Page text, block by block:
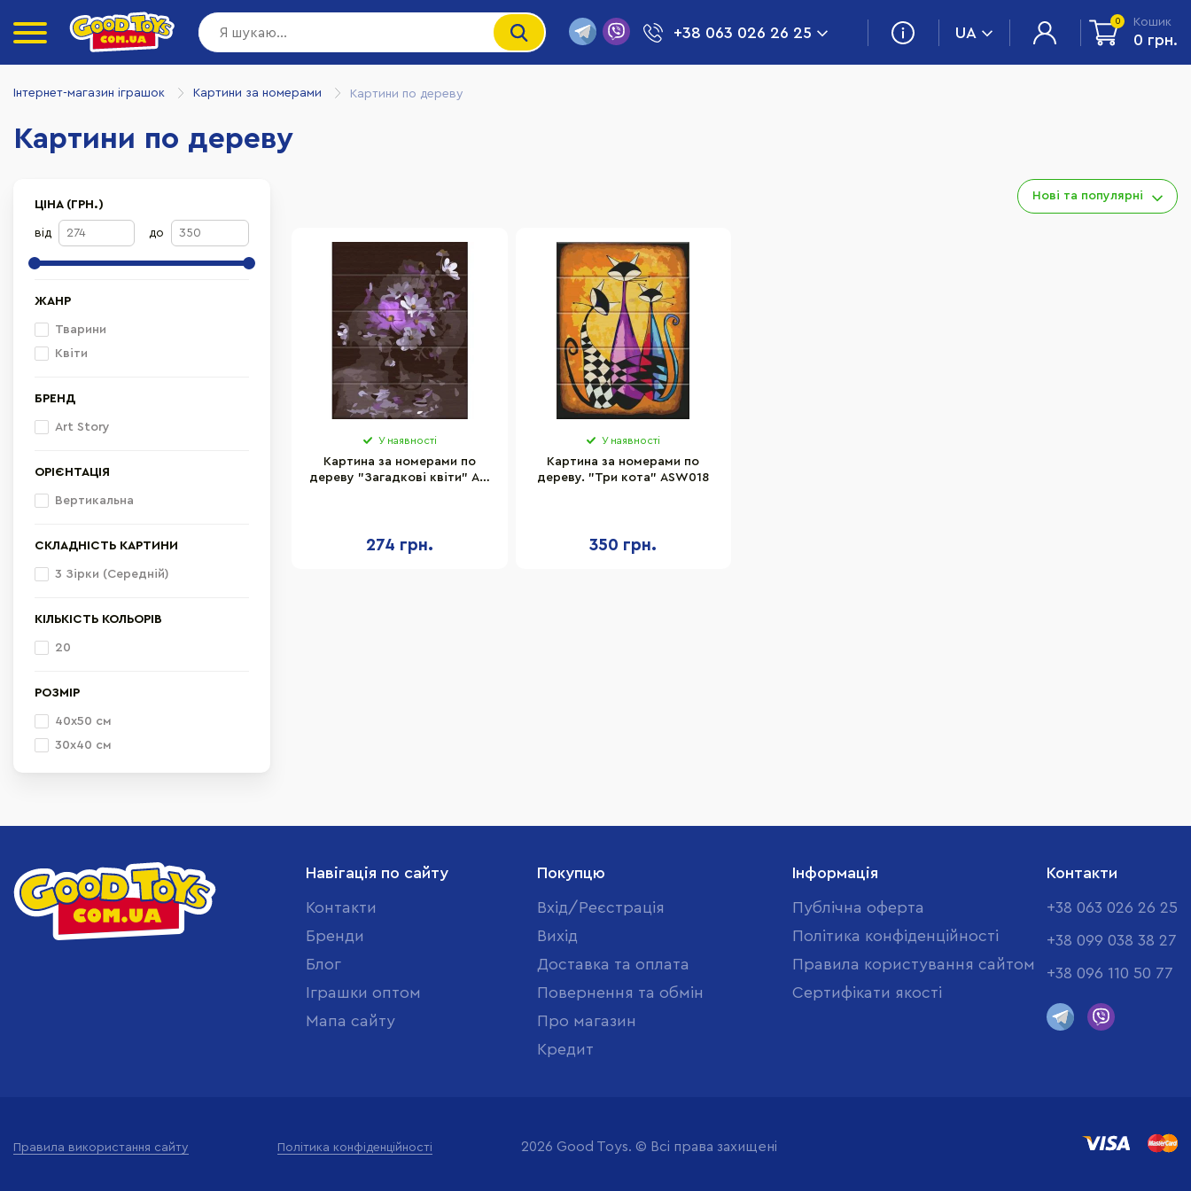
+38 063 026 26 25 UA
0 Кошик
0 грн.
Інтернет-магазин іграшок Картини за номерами Картини по дереву
Картини по дереву
ЦІНА (ГРН.)
від до
ЖАНР
Тварини
Квіти
БРЕНД
Art Story
ОРІЄНТАЦІЯ
Вертикальна
СКЛАДНІСТЬ КАРТИНИ
3 Зірки (Середній)
КІЛЬКІСТЬ КОЛЬОРІВ
20
РОЗМІР
40х50 см
30х40 см
Нові та популярні
У наявності
Картина за номерами по
дереву "Загадкові квіти" Art
274 грн.
У наявності
Картина за номерами по
дереву. "Три кота" ASW018
350 грн.
Навігація по сайту
Контакти
Бренди
Блог
Іграшки оптом
Мапа сайту
Покупцю
Вхід/Реєстрація
Вихід
Доставка та оплата
Повернення та обмін
Про магазин
Кредит
Інформація
Публічна оферта
Політика конфіденційності
Правила користування сайтом
Cертифікати якості
Контакти
+38 063 026 26 25
+38 099 038 38 27
+38 096 110 50 77
Правила використання сайту Політика конфіденційності 2026 Good Toys. © Всі права захищені